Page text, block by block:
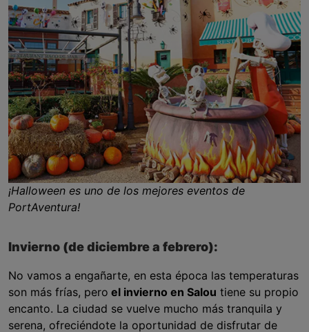
¡Halloween es uno de los mejores eventos de
PortAventura!
Invierno (de diciembre a febrero):
No vamos a engañarte, en esta época las temperaturas
son más frías, pero el invierno en Salou tiene su propio
encanto. La ciudad se vuelve mucho más tranquila y
serena, ofreciéndote la oportunidad de disfrutar de